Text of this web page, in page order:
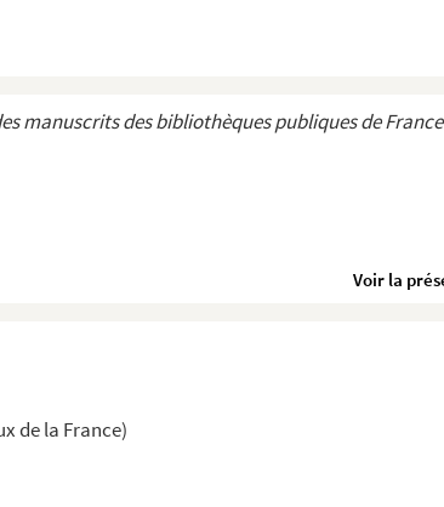
manuscrits des bibliothèques publiques de France
de la France)